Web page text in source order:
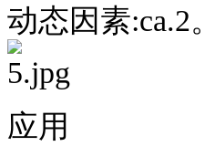
动态因素:ca.2。
应用